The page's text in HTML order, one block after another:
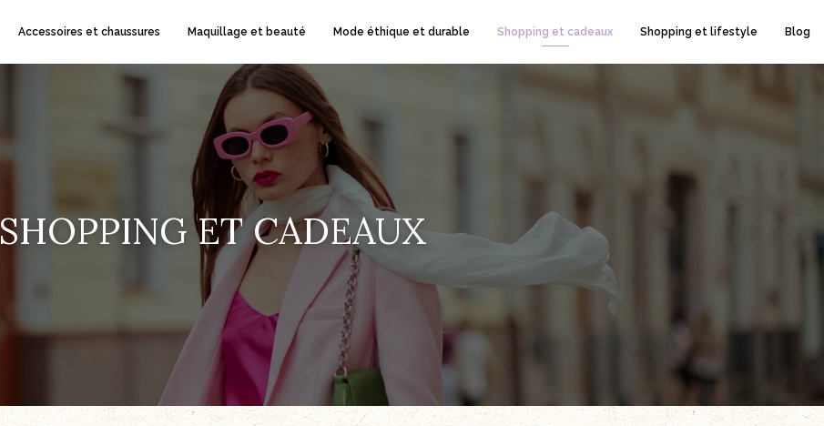
Accessoires et chaussures Maquillage et beauté Mode éthique et durable Shopping et cadeaux Shopping et lifestyle Blog
SHOPPING ET CADEAUX